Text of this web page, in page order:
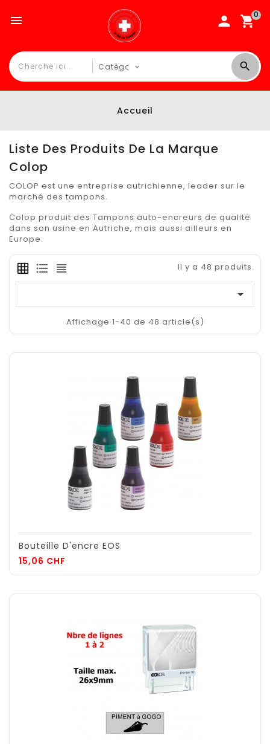
0

Accueil
Liste Des Produits De La Marque
Colop
COLOP est une entreprise autrichienne, leader sur le
marché des tampons.
Colop produit des Tampons auto-encreurs de qualité
dans son usine en Autriche, mais aussi ailleurs en
Europe.
Il y a 48 produits.

Affichage 1-40 de 48 article(s)
Bouteille D'encre EOS
15,06 CHF